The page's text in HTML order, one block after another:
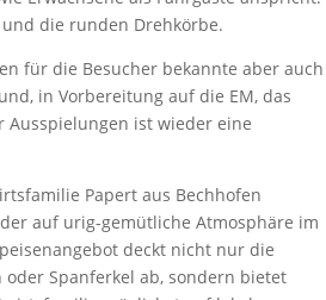
die runden Drehkörbe.
für die Besucher bekannte aber auch
in Vorbereitung auf die EM, das
Ausspielungen ist wieder eine
Papert aus Bechhofen
auf urig-gemütliche Atmosphäre im
deckt nicht nur die
Spanferkel ab, sondern bietet